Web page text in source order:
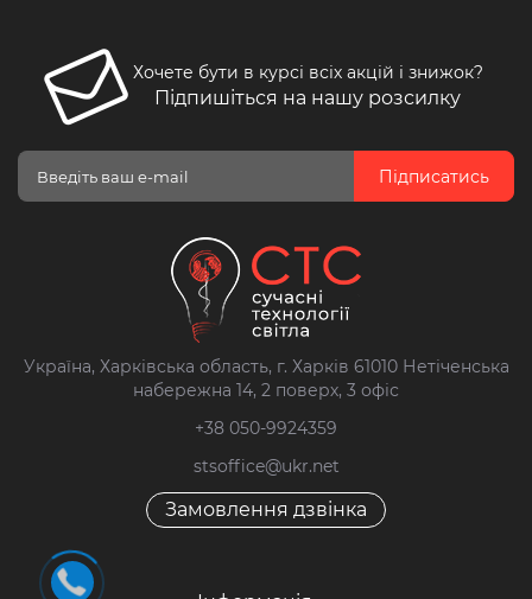
Хочете бути в курсі всіх акцій і знижок?
Підпишіться на нашу розсилку
Підписатись
Україна, Харківська область, г. Харків 61010 Нетіченська
набережна 14, 2 поверх, 3 офіс
+38 050-9924359
stsoffice@ukr.net
Замовлення дзвінка